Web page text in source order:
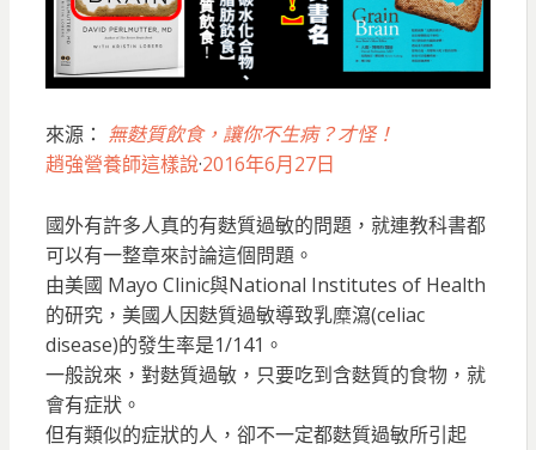
來源： 無麩質飲食，讓你不生病？才怪！
趙強營養師這樣說·2016年6月27日
國外有許多人真的有麩質過敏的問題，就連教科書都
可以有一整章來討論這個問題。
由美國 Mayo Clinic與National Institutes of Health
的研究，美國人因麩質過敏導致乳糜瀉(celiac
disease)的發生率是1/141。
一般說來，對麩質過敏，只要吃到含麩質的食物，就
會有症狀。
但有類似的症狀的人，卻不一定都麩質過敏所引起